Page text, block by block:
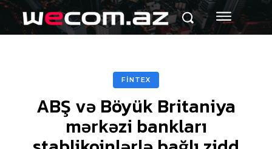
FİNTEX
ABŞ və Böyük Britaniya
mərkəzi bankları